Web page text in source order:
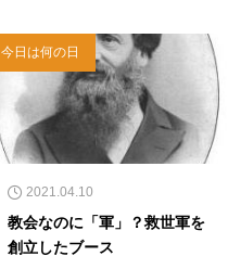
今日は何の日
2021.04.10
教会なのに「軍」？救世軍を
創立したブース